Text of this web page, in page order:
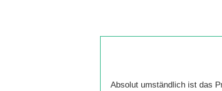
Absolut umständlich ist das